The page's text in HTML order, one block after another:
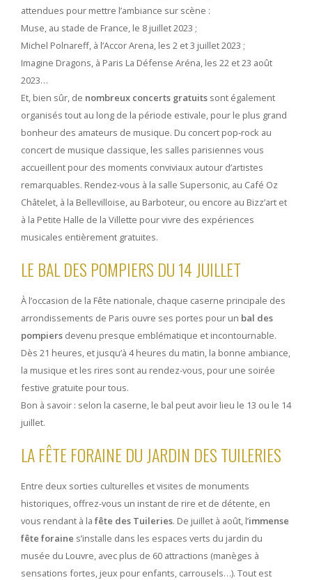
attendues pour mettre l’ambiance sur scène :
Muse, au stade de France, le 8 juillet 2023 ;
Michel Polnareff, à l’Accor Arena, les 2 et 3 juillet 2023 ;
Imagine Dragons, à Paris La Défense Aréna, les 22 et 23 août
2023…
Et, bien sûr, de nombreux concerts gratuits sont également
organisés tout au long de la période estivale, pour le plus grand
bonheur des amateurs de musique. Du concert pop-rock au
concert de musique classique, les salles parisiennes vous
accueillent pour des moments conviviaux autour d’artistes
remarquables. Rendez-vous à la salle Supersonic, au Café Oz
Châtelet, à la Bellevilloise, au Barboteur, ou encore au Bizz’art et
à la Petite Halle de la Villette pour vivre des expériences
musicales entièrement gratuites.
LE BAL DES POMPIERS DU 14 JUILLET
À l’occasion de la Fête nationale, chaque caserne principale des
arrondissements de Paris ouvre ses portes pour un bal des
pompiers devenu presque emblématique et incontournable.
Dès 21 heures, et jusqu’à 4 heures du matin, la bonne ambiance,
la musique et les rires sont au rendez-vous, pour une soirée
festive gratuite pour tous.
Bon à savoir : selon la caserne, le bal peut avoir lieu le 13 ou le 14
juillet.
LA FÊTE FORAINE DU JARDIN DES TUILERIES
Entre deux sorties culturelles et visites de monuments
historiques, offrez-vous un instant de rire et de détente, en
vous rendant à la fête des Tuileries. De juillet à août, l’immense
fête foraine s’installe dans les espaces verts du jardin du
musée du Louvre, avec plus de 60 attractions (manèges à
sensations fortes, jeux pour enfants, carrousels…). Tout est